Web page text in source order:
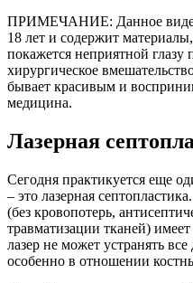
ПРИМЕЧАНИЕ: Данное видео
18 лет и содержит
покажется неприятной
хирургическое
бывает красивым и
медицина.
Лазерная
Сегодня практикуется еще
– это лазерная
(без кровопотерь,
травматизации тканей)
лазер не может устранять
особенно в отношении